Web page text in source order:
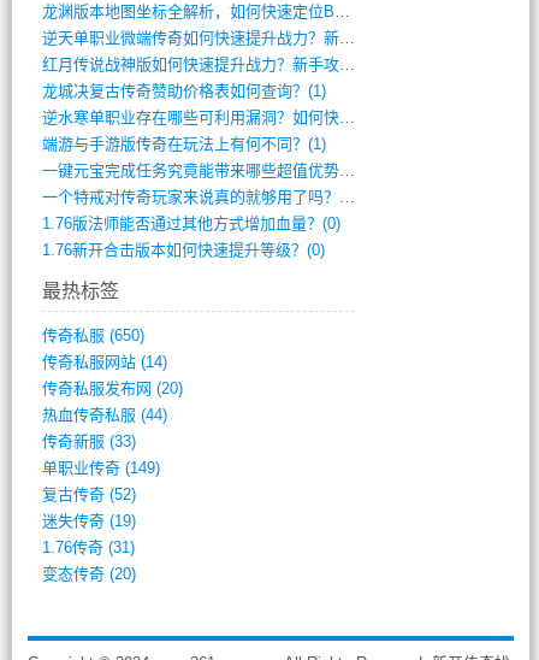
龙渊版本地图坐标全解析，如何快速定位BO(3)
逆天单职业微端传奇如何快速提升战力？新手(2)
红月传说战神版如何快速提升战力？新手攻略(2)
龙城决复古传奇赞助价格表如何查询？(1)
逆水寒单职业存在哪些可利用漏洞？如何快速(1)
端游与手游版传奇在玩法上有何不同？(1)
一键元宝完成任务究竟能带来哪些超值优势？(0)
一个特戒对传奇玩家来说真的就够用了吗？(0)
1.76版法师能否通过其他方式增加血量？(0)
1.76新开合击版本如何快速提升等级？(0)
最热标签
传奇私服 (650)
传奇私服网站(14)
传奇私服发布网 (20)
热血传奇私服 (44)
传奇新服 (33)
单职业传奇(149)
复古传奇(52)
迷失传奇(19)
1.76传奇(31)
变态传奇(20)